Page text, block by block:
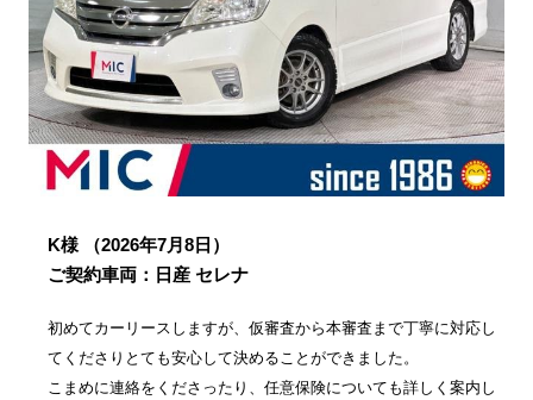
K様
（2026年7月8日）
ご契約車両：日産 セレナ
初めてカーリースしますが、仮審査から本審査まで丁寧に対応し
てくださりとても安心して決めることができました。
こまめに連絡をくださったり、任意保険についても詳しく案内し